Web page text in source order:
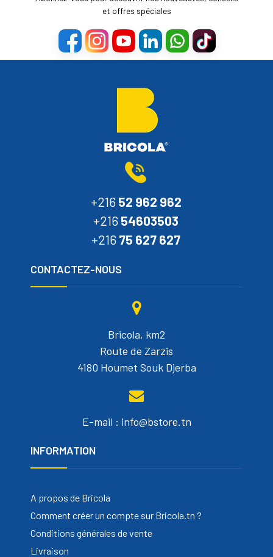
et offres spéciales
+216 52 962 962
+216 54603503
+216 75 627 627
CONTACTEZ-NOUS
Bricola, km2
Route de Zarzis
4180 Houmet Souk Djerba
E-mail : info@bstore.tn
INFORMATION
A propos de Bricola
Comment créer un compte sur Bricola.tn ?
Conditions générales de vente
Livraison